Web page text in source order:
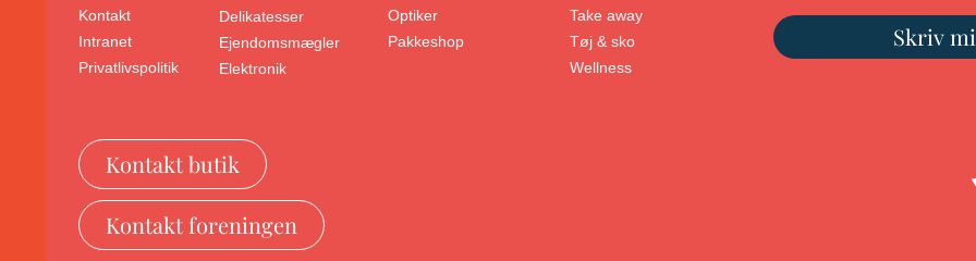
Kontakt
Intranet
Privatlivspolitik
Delikatesser
Ejendomsmægler
Elektronik
Optiker
Pakkeshop
Take away
Tøj & sko
Wellness
Kontakt butik
Kontakt foreningen